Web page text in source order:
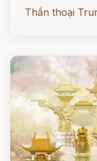
Thần thoại